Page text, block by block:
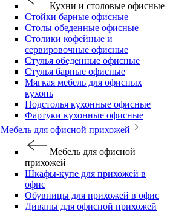
Кухни и столовые офисные
Стойки барные офисные
Столы обеденные офисные
Столики кофейные и
сервировочные офисные
Стулья обеденные офисные
Стулья барные офисные
Мягкая мебель для офисных
кухонь
Подстолья кухонные офисные
Фартуки кухонные офисные
Мебель для офисной прихожей
Мебель для офисной
прихожей
Шкафы-купе для прихожей в
офис
Обувницы для прихожей в офис
Диваны для офисной прихожей